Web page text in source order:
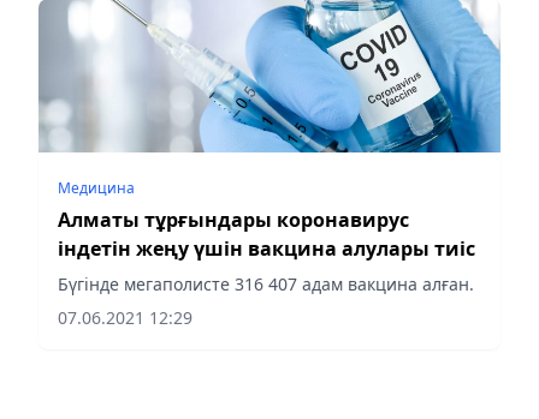
Медицина
Алматы тұрғындары коронавирус
індетін жеңу үшін вакцина алулары тиіс
Бүгінде мегаполисте 316 407 адам вакцина алған.
07.06.2021 12:29